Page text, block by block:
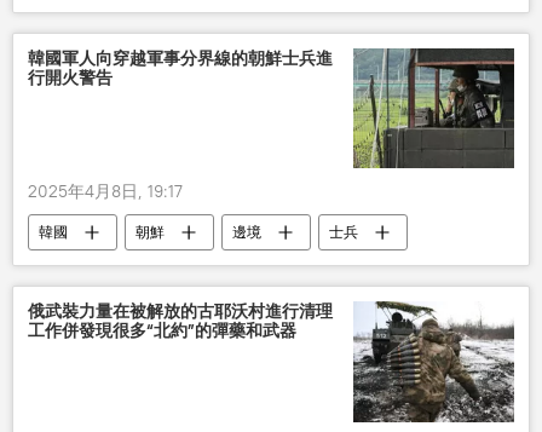
韓國軍人向穿越軍事分界線的朝鮮士兵進
行開火警告
2025年4月8日, 19:17
韓國 朝鮮 邊境
士兵
開火
警告
俄武裝力量在被解放的古耶沃村進行清理
工作併發現很多“北約”的彈藥和武器